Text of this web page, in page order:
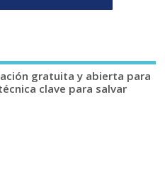
gratuita y abierta para
clave para salvar